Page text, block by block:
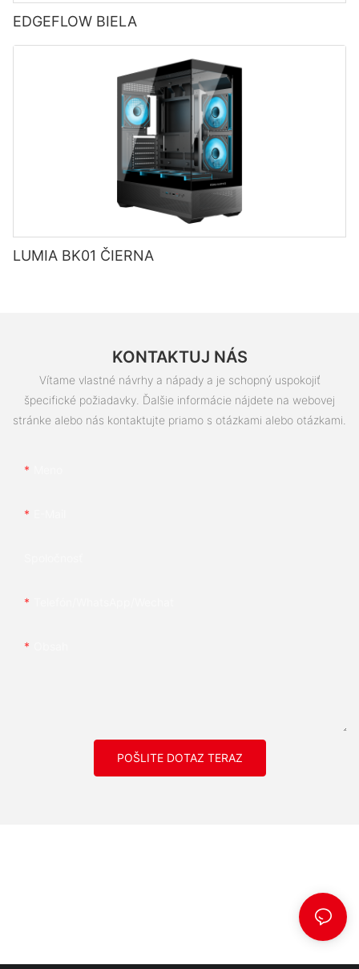
EDGEFLOW BIELA
LUMIA BK01 ČIERNA
KONTAKTUJ NÁS
Vítame vlastné návrhy a nápady a je schopný uspokojiť
špecifické požiadavky. Ďalšie informácie nájdete na webovej
stránke alebo nás kontaktujte priamo s otázkami alebo otázkami.
POŠLITE DOTAZ TERAZ